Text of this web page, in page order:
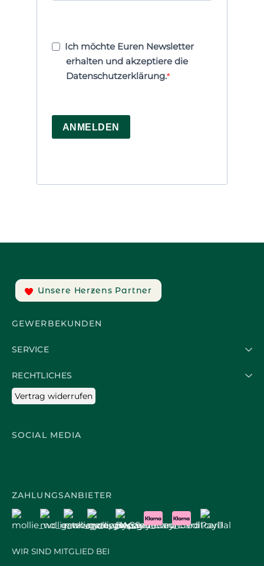
Ich möchte Euren Newsletter
erhalten und akzeptiere die
Datenschutzerklärung.
ANMELDEN
Unsere Herzens Partner
GEWERBEKUNDEN
SERVICE
RECHTLICHES
Vertrag widerrufen
SOCIAL MEDIA
ZAHLUNGSANBIETER
WIR SIND MITGLIED BEI